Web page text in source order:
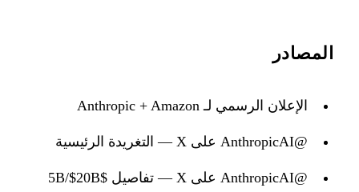
المصادر
الإعلان الرسمي لـ Anthropic + Amazon
@AnthropicAI على X — التغريدة الرئيسية
@AnthropicAI على X — تفاصيل $5B/$20B